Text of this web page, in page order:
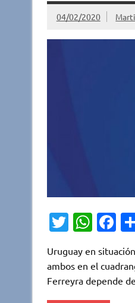
04/02/2020
T
it
te
r
W
at
s
A
Fa
e
b
Uruguay en
ambos en el
Ferreyra depende